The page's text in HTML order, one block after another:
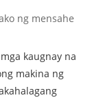
ng mensahe
kaugnay na
makina ng